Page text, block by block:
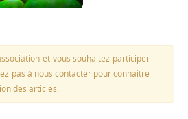
et vous souhaitez participer
pas à nous contacter pour connaitre
des articles.